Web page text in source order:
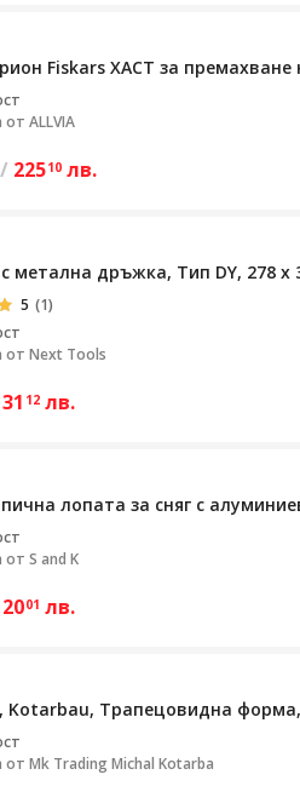
Fiskars XACT за
от ALLVIA
/ 22510 лв.
метална дръжка, Тип DY, 278 x
5 (1)
от Next Tools
31 12 лв.
лопата за сняг с
от S and K
2001 лв.
Kotarbau, Трапецовидна
от Mk Trading Michal Kotarba